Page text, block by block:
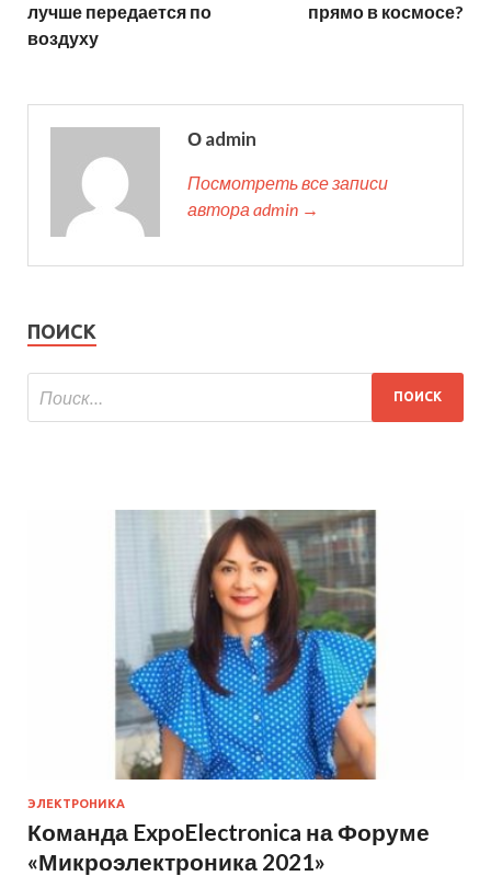
лучше передается по
воздуху
прямо в космосе?
О admin
Посмотреть все записи
автора admin →
ПОИСК
ЭЛЕКТРОНИКА
Команда ExpoElectronica на Форуме
«Микроэлектроника 2021»